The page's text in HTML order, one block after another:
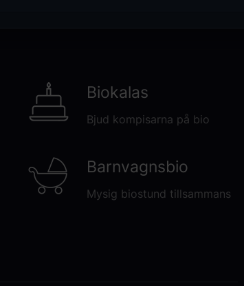
Biokalas
Bjud kompisarna på bio
Barnvagnsbio
Mysig biostund tillsammans